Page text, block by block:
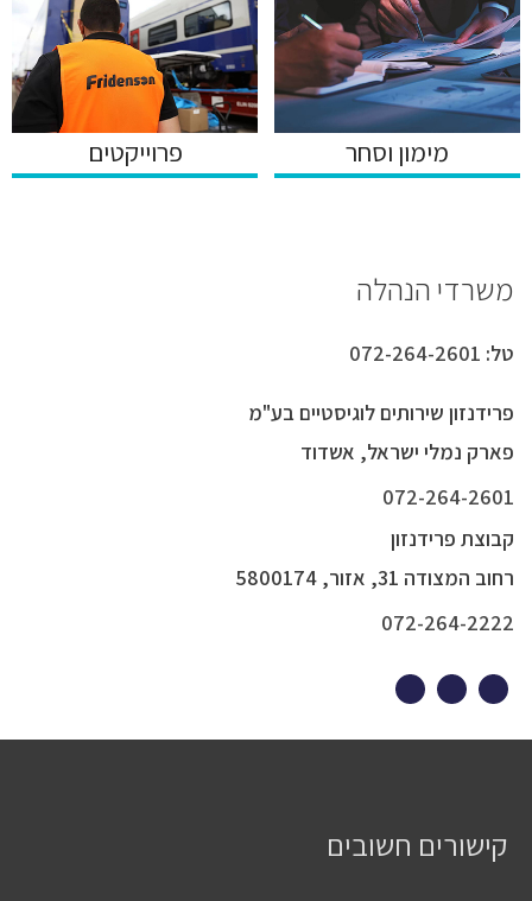
מימון וסחר פרוייקטים
משרדי הנהלה
טל: 072-264-2601
פרידנזון שירותים לוגיסטיים בע"מ
פארק נמלי ישראל, אשדוד
072-264-2601
קבוצת פרידנזון
רחוב המצודה 31, אזור, 5800174
072-264-2222
קישורים חשובים